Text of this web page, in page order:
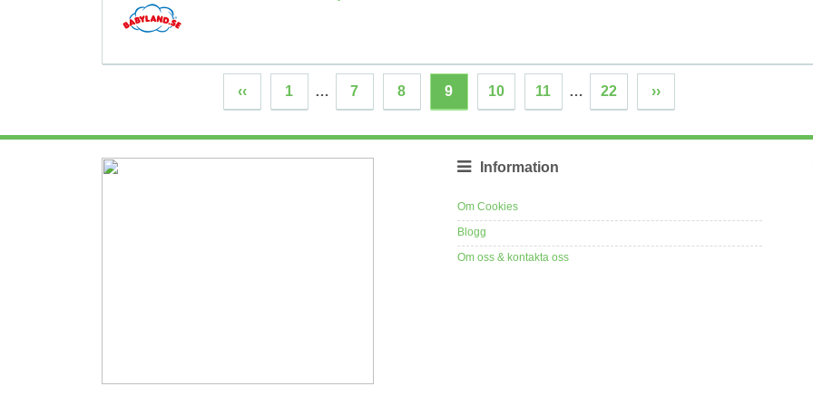
‹‹ 1 … 7 8 9 10 11 … 22 ››
Information
Om Cookies
Blogg
Om oss & kontakta oss